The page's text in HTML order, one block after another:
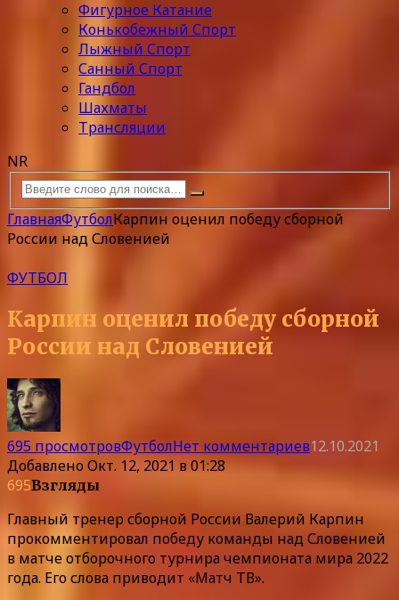
Фигурное Катание
Конькобежный Спорт
Лыжный Спорт
Санный Спорт
Гандбол
Шахматы
Трансляции
NR
ГлавнаяФутболКарпин оценил победу сборной
России над Словенией
ФУТБОЛ
Карпин оценил победу сборной
России над Словенией
695 просмотровФутболНет комментариев12.10.2021
ДобавленоОкт. 12, 2021 в 01:28
695Взгляды
Главный тренер сборной России Валерий Карпин
прокомментировал победу команды над Словенией
в матче отборочного турнира чемпионата мира 2022
года. Его слова приводит «Матч ТВ».